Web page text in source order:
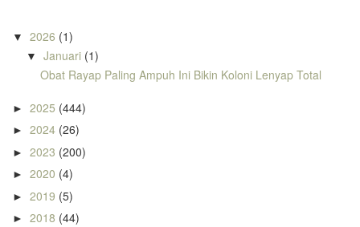
▼ 2026 (1)
▼ Januari (1)
Obat Rayap Paling Ampuh Ini Bikin Koloni Lenyap Total
► 2025 (444)
► 2024 (26)
► 2023 (200)
► 2020 (4)
► 2019 (5)
► 2018 (44)